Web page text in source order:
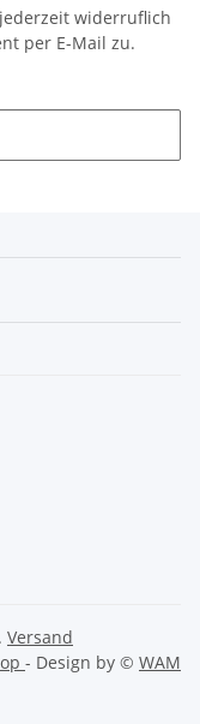
widerruflich
per E-Mail zu.
Versand
- Design by © WAM